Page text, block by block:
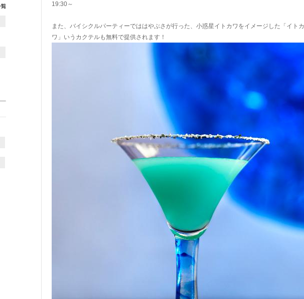
19:30～
また、バイシクルパーティーでははやぶさが行った、小惑星イトカワをイメージした「イトカ
ワ」いうカクテルも無料で提供されます！